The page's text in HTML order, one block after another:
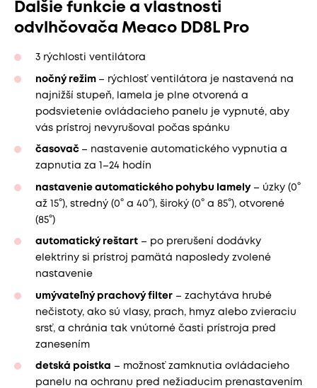
Ďalšie funkcie a vlastnosti
odvlhčovača Meaco DD8L Pro
3 rýchlosti ventilátora
nočný režim – rýchlosť ventilátora je nastavená na
najnižší stupeň, lamela je plne otvorená a
podsvietenie ovládacieho panelu je vypnuté, aby
vás prístroj nevyrušoval počas spánku
časovač – nastavenie automatického vypnutia a
zapnutia za 1–24 hodín
nastavenie automatického pohybu lamely– úzky (0°
až 15°), stredný (0° a 40°), široký (0° a 85°), otvorené
(85°)
automatický reštart – po prerušení dodávky
elektriny si prístroj pamätá naposledy zvolené
nastavenie
umývateľný prachový filter – zachytáva hrubé
nečistoty, ako sú vlasy, prach, hmyz alebo zvieraciu
srsť, a chránia tak vnútorné časti prístroja pred
zanesením
detská poistka
– možnosť zamknutia ovládacieho
panelu na ochranu pred nežiaducim prenastavením